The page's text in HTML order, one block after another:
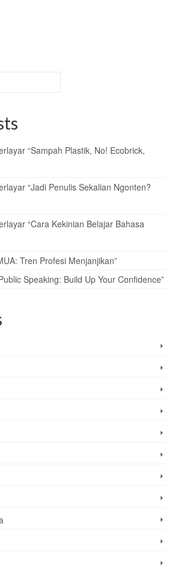
“Sampah Plastik, No! Ecobrick,
“Jadi Penulis Sekalian Ngonten?
“Cara Kekinian Belajar Bahasa
Tren Profesi Menjanjikan”
Speaking: Build Up Your Confidence”